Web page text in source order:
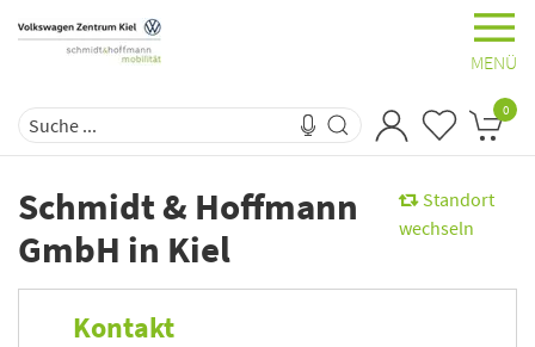
MENÜ
0
Schmidt & Hoffmann
GmbH in Kiel
Standort
wechseln
Kontakt